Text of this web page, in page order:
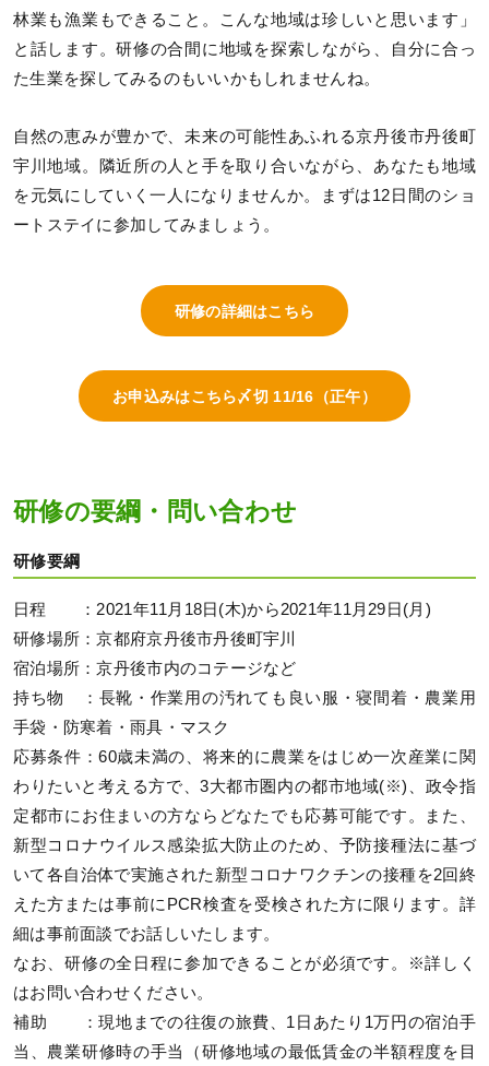
林業も漁業もできること。こんな地域は珍しいと思います」
と話します。研修の合間に地域を探索しながら、自分に合っ
た生業を探してみるのもいいかもしれませんね。
自然の恵みが豊かで、未来の可能性あふれる京丹後市丹後町
宇川地域。隣近所の人と手を取り合いながら、あなたも地域
を元気にしていく一人になりませんか。まずは12日間のショ
ートステイに参加してみましょう。
研修の詳細はこちら
お申込みはこちら〆切 11/16（正午）
研修の要綱・問い合わせ
研修要綱
日程 ：2021年11月18日(木)から2021年11月29日(月)
研修場所：京都府京丹後市丹後町宇川
宿泊場所：京丹後市内のコテージなど
持ち物 ：長靴・作業用の汚れても良い服・寝間着・農業用
手袋・防寒着・雨具・マスク
応募条件：60歳未満の、将来的に農業をはじめ一次産業に関
わりたいと考える方で、3大都市圏内の都市地域(※)、政令指
定都市にお住まいの方ならどなたでも応募可能です。また、
新型コロナウイルス感染拡大防止のため、予防接種法に基づ
いて各自治体で実施された新型コロナワクチンの接種を2回終
えた方または事前にPCR検査を受検された方に限ります。詳
細は事前面談でお話しいたします。
なお、研修の全日程に参加できることが必須です。※詳しく
はお問い合わせください。
補助 ：現地までの往復の旅費、1日あたり1万円の宿泊手
当、農業研修時の手当（研修地域の最低賃金の半額程度を目